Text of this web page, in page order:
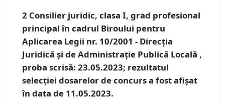
2 Consilier juridic, clasa I, grad profesional
principal în cadrul Biroului pentru
Aplicarea Legii nr. 10/2001 - Direcția
Juridică și de Administrație Publică Locală ,
proba scrisă: 23.05.2023; rezultatul
selecției dosarelor de concurs a fost afișat
în data de 11.05.2023.